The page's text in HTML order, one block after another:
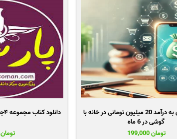
برنامه رسیدن به درآمد 20 میلیون تومانی در خانه با
گوشی در 6 ماه
تومان199,000
دانلود کتاب مجموعه ۴جلدی ناتوان اثر لورن رابرتس
تومان